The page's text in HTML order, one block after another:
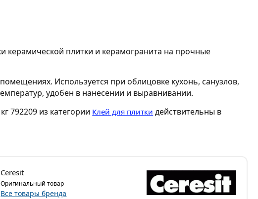
керамической плитки и керамогранита на прочные
Используется при облицовке кухонь, санузлов,
удобен в нанесении и выравнивании.
792209 из категории Клей для плитки действительны в
Ceresit
Оригинальный товар
Все товары бренда